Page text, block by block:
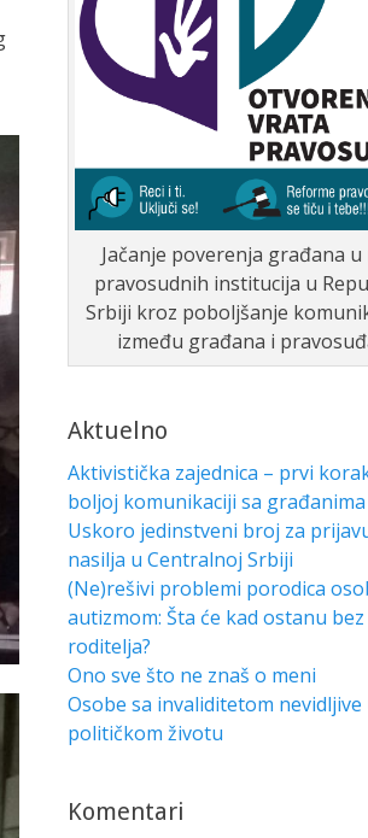
Jačanje poverenja građana u
pravosudnih institucija u
Srbiji kroz poboljšanje
između građana i
Aktuelno
Aktivistička zajednica – prvi
boljoj komunikaciji sa građanima
Uskoro jedinstveni broj za
nasilja u Centralnoj Srbiji
(Ne)rešivi problemi porodica
autizmom: Šta će kad ostanu bez
roditelja?
Ono sve što ne znaš o meni
Osobe sa invaliditetom nevidljive
političkom životu
Komentari